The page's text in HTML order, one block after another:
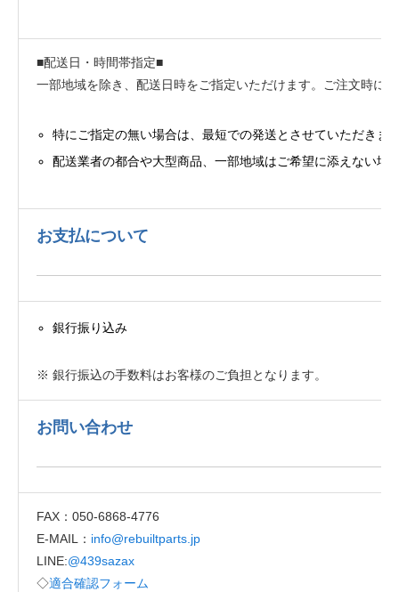
■配送日・時間帯指定■
一部地域を除き、配送日時をご指定いただけます。ご注文時に
特にご指定の無い場合は、最短での発送とさせていただきま
配送業者の都合や大型商品、一部地域はご希望に添えない場
お支払について
銀行振り込み
※ 銀行振込の手数料はお客様のご負担となります。
お問い合わせ
FAX：050-6868-4776
E-MAIL： info@rebuiltparts.jp
LINE:@439sazax
◇適合確認フォーム